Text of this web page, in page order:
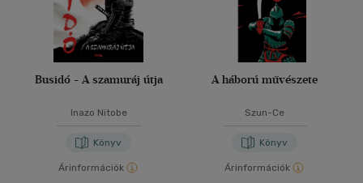
Busidó - A szamuráj útja
Inazo Nitobe
Könyv
Árinformációk
A háború művészete
Szun-Ce
Könyv
Árinformációk